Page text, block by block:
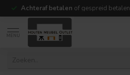
Achteraf betalen of gespreid betalen
MENU